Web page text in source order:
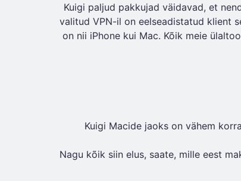
Kuigi paljud pakkujad väidavad, et
valitud VPN-il on eelseadistatud klient
on nii iPhone kui Mac. Kõik meie
Kuigi Macide jaoks on vähem
Nagu kõik siin elus, saate, mille eest